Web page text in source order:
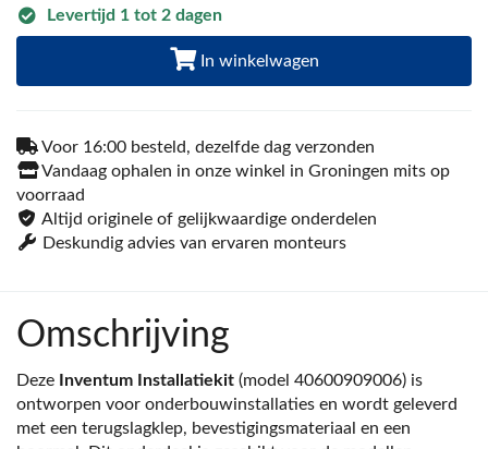
Levertijd 1 tot 2 dagen
In winkelwagen
Voor 16:00 besteld, dezelfde dag verzonden
Vandaag ophalen in onze winkel in Groningen mits op
voorraad
Altijd originele of gelijkwaardige onderdelen
Deskundig advies van ervaren monteurs
Omschrijving
Deze Inventum Installatiekit (model 40600909006) is
ontworpen voor onderbouwinstallaties en wordt geleverd
met een terugslagklep, bevestigingsmateriaal en een